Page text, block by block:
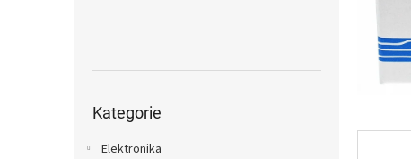
kategorie
Kategorie
Elektronika